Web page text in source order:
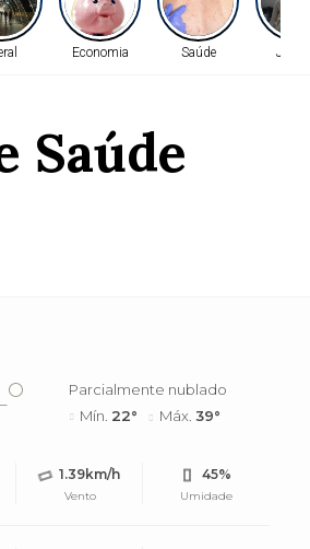
Economia Saúde
Saúde
Parcialmente nublado
Mín. 22° Máx.39°
1.39km/h
Vento
45%
Umidade